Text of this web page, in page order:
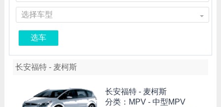
选择车型
选车
长安福特 - 麦柯斯
长安福特 - 麦柯斯
分类：MPV - 中型MPV